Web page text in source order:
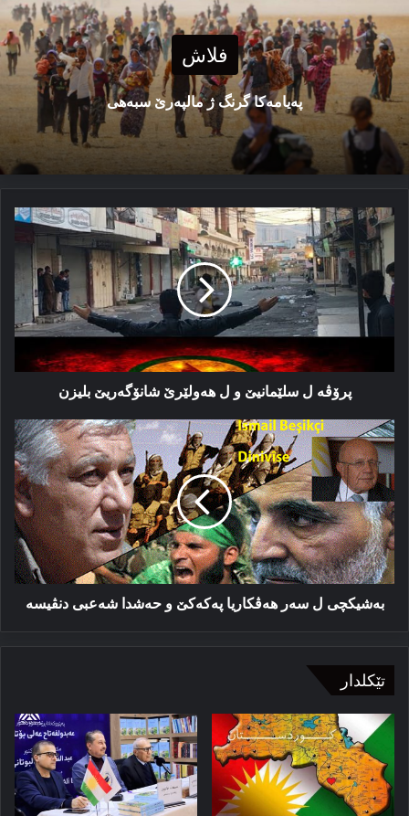
فلاش
پەیامەكا گرنگ ژ مالپەرێ سبەهی
پرۆڤە
ل
سلێمانیێ
و
ل
ھەولێرێ
شانۆگەریێ
پرۆڤە ل سلێمانیێ و ل ھەولێرێ شانۆگەریێ بلیزن
بەشیكچی
ل
سەر
ھەڤكاریا
پەكەكێ
و
حەشدا
شەعبی
دنڤیسە
بەشیكچی ل سەر ھەڤكاریا پەكەكێ و حەشدا شەعبی دنڤیسە
تێکلدار